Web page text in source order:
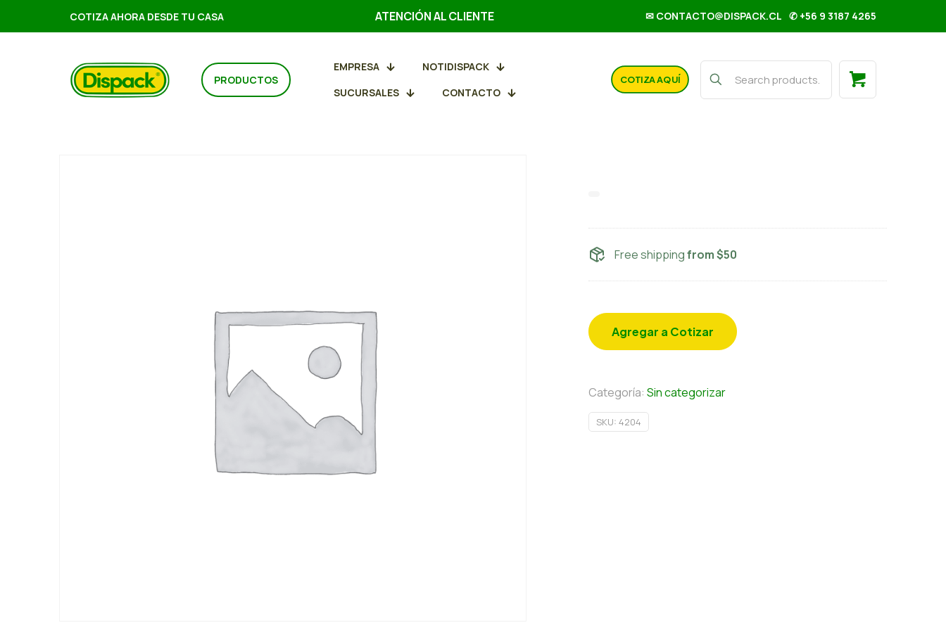
COTIZA AHORA DESDE TU CASA ATENCIÓN AL CLIENTE ✉ CONTACTO@DISPACK.CL ✆ +56 9 3187 4265
PRODUCTOS
EMPRESA
NOTIDISPACK
SUCURSALES
CONTACTO
COTIZA AQUÍ
Free shippingfrom $50
Agregar a Cotizar
Categoría: Sin categorizar
SKU: 4204